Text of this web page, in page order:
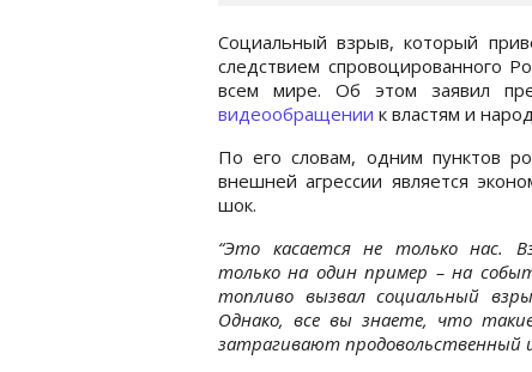
Социальный взрыв, который
следствием спровоцированного
всем мире. Об этом заявил
видеообращении к властям и
По его словам, одним пунктов
внешней агрессии является
шок.
“Это касается не только нас.
только на один пример – на
топливо вызвал социальный
Однако, все вы знаете, что
затрагивают продовольственный